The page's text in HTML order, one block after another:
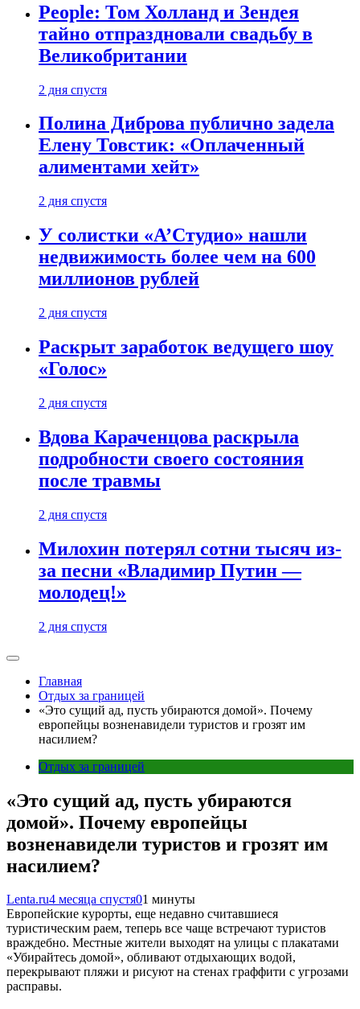
People: Том Холланд и Зендея
тайно отпраздновали свадьбу в
Великобритании
2 дня спустя
Полина Диброва публично задела
Елену Товстик: «Оплаченный
алиментами хейт»
2 дня спустя
У солистки «А’Студио» нашли
недвижимость более чем на 600
миллионов рублей
2 дня спустя
Раскрыт заработок ведущего шоу
«Голос»
2 дня спустя
Вдова Караченцова раскрыла
подробности своего состояния
после травмы
2 дня спустя
Милохин потерял сотни тысяч из-
за песни «Владимир Путин —
молодец!»
2 дня спустя
Главная
Отдых за границей
«Это сущий ад, пусть убираются домой». Почему
европейцы возненавидели туристов и грозят им
насилием?
Отдых за границей
«Это сущий ад, пусть убираются
домой». Почему европейцы
возненавидели туристов и грозят им
насилием?
Lenta.ru4 месяца спустя01 минуты
Европейские курорты, еще недавно считавшиеся
туристическим раем, теперь все чаще встречают туристов
враждебно. Местные жители выходят на улицы с плакатами
«Убирайтесь домой», обливают отдыхающих водой,
перекрывают пляжи и рисуют на стенах граффити с угрозами
расправы.